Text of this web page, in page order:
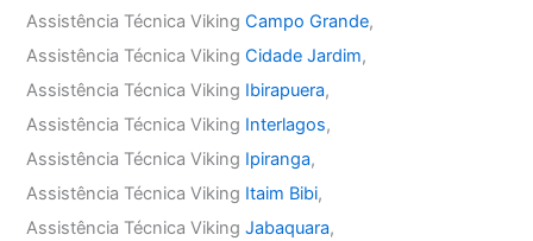
Assistência Técnica VikingCampo Grande,
Assistência Técnica VikingCidade Jardim,
Assistência Técnica Viking Ibirapuera,
Assistência Técnica Viking Interlagos,
Assistência Técnica Viking Ipiranga,
Assistência Técnica Viking Itaim Bibi,
Assistência Técnica VikingJabaquara,